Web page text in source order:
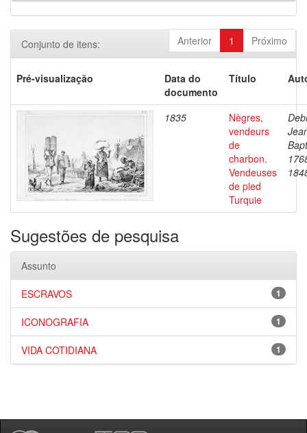
Anterior 1 Próximo
Conjunto de itens:
Pré-visualização
Data do
documento
Título
1835
Nègres,
vendeurs
de
charbon.
Vendeuses
de pled
Turquie
Sugestões de pesquisa
Assunto
1
ESCRAVOS
1
ICONOGRAFIA
1
VIDA COTIDIANA